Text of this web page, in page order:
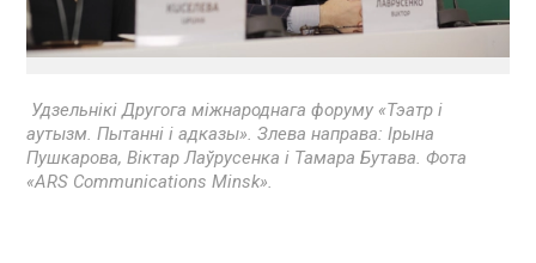
Удзельнікі Другога міжнароднага форуму «Тэатр і
аутызм. Пытанні і адказы». Злева направа: Ірына
Пушкарова, Віктар Лаўрусенка і Тамара Бутава. Фота
«ARS Communications Minsk».